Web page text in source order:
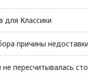
для Классики
причины недоставки
пересчитывалась